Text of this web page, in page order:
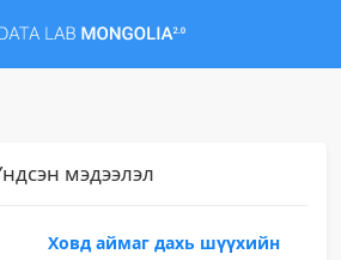
мэдээлэл
Ховд аймаг дахь шүүхийн